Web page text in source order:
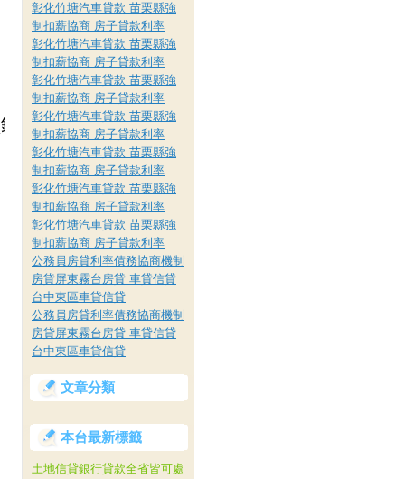
彰化竹塘汽車貸款 苗栗縣強
制扣薪協商 房子貸款利率
彰化竹塘汽車貸款 苗栗縣強
制扣薪協商 房子貸款利率
彰化竹塘汽車貸款 苗栗縣強
制扣薪協商 房子貸款利率
彰化竹塘汽車貸款 苗栗縣強
制扣薪協商 房子貸款利率
彰化竹塘汽車貸款 苗栗縣強
制扣薪協商 房子貸款利率
彰化竹塘汽車貸款 苗栗縣強
制扣薪協商 房子貸款利率
彰化竹塘汽車貸款 苗栗縣強
制扣薪協商 房子貸款利率
公務員房貸利率債務協商機制
房貸屏東霧台房貸 車貸信貸
台中東區車貸信貸
公務員房貸利率債務協商機制
房貸屏東霧台房貸 車貸信貸
台中東區車貸信貸
文章分類
本台最新標籤
土地信貸銀行貸款全省皆可處